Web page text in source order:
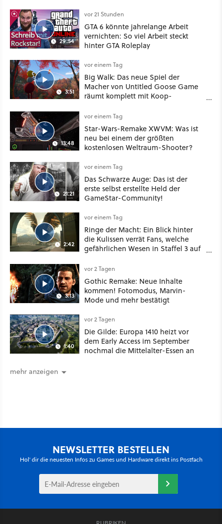
Mass Effect
29:54
vor 21 Stunden
GTA 6 könnte jahrelange Arbeit
vernichten: So viel Arbeit steckt
hinter GTA Roleplay
3:51
vor einem Tag
Big Walk: Das neue Spiel der
Macher von Untitled Goose Game
räumt komplett mit Koop-
13:48
vor einem Tag
Star-Wars-Remake XWVM: Was ist
neu bei einem der größten
kostenlosen Weltraum-Shooter?
21:21
vor einem Tag
Das Schwarze Auge: Das ist der
erste selbst erstellte Held der
GameStar-Community!
2:42
vor einem Tag
Ringe der Macht: Ein Blick hinter
die Kulissen verrät Fans, welche
gefährlichen Wesen in Staffel 3 auf
3:13
vor 2 Tagen
Gothic Remake: Neue Inhalte
kommen! Fotomodus, Marvin-
Mode und mehr bestätigt
1:40
vor 2 Tagen
Die Gilde: Europa 1410 heizt vor
dem Early Access im September
nochmal die Mittelalter-Essen an
mehr anzeigen
NEWSLETTER BESTELLEN
Hol' dir die neuesten Infos zu Games und Hardware direkt ins Postfach